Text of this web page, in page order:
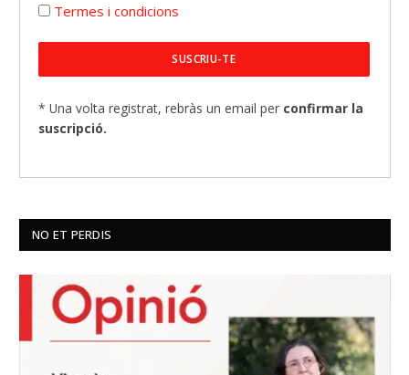
Termes i condicions
* Una volta registrat, rebràs un email per confirmar la
suscripció.
NO ET PERDIS